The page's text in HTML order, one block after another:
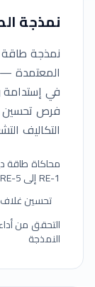
نمذجة
نمذجة طاقة
المعتمدة —
في إستدامة
فرص تحسين
التكاليف
محاكاة طاقة
RE-1 إلى RE-5
تحسين غلاف
النمذجة